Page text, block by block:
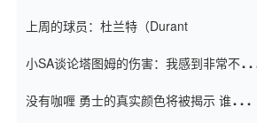
上周的球员：杜兰特（Durant
小SA谈论塔图姆的伤害：我感到非常不舒
没有咖喱 勇士的真实颜色将被揭示 谁注意